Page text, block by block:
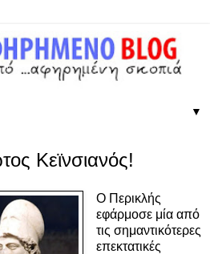
▼
Κεϊνσιανός!
Ο Περικλής
εφάρμοσε μία από
τις σημαντικότερες
επεκτατικές